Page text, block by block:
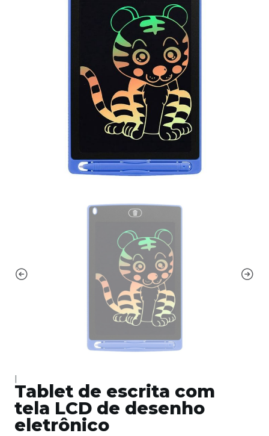
Tablet de escrita com
tela LCD de desenho
eletrônico